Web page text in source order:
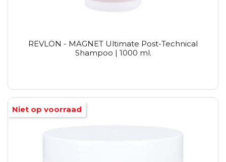
REVLON - MAGNET Ultimate Post-Technical
Shampoo | 1000 ml.
Niet op voorraad